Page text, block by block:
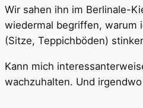
Wir sahen ihn im Berlinale-
wiedermal begriffen, warum
(Sitze, Teppichböden)
Kann mich
wachzuhalten. Und